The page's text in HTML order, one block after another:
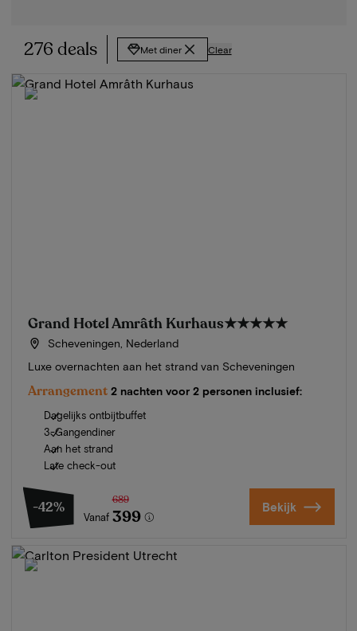
276 deals Met diner Clear
Grand Hotel Amrâth Kurhaus★★★★★
Scheveningen, Nederland
Luxe overnachten aan het strand van Scheveningen
Arrangement 2 nachten voor 2 personen inclusief:
Dagelijks ontbijtbuffet
3-Gangendiner
Aan het strand
Late check-out
-42%
Vanaf
689
399 Bekijk